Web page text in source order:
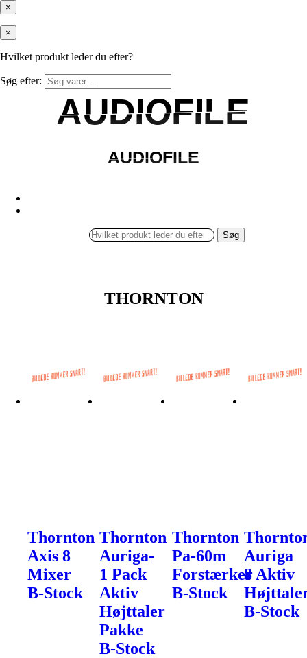
×
×
Hvilket produkt leder du efter?
Søg efter:
AUDIOFILE
AUDIOFILE
AUDIOFILE
AUDIOFILE
Søg
THORNTON
Thornton
Axis 8
Mixer
B-Stock
Thornton
Auriga-
1 Pack
Aktiv
Højttaler
Pakke
B-Stock
Thornton
Pa-60m
Forstærker
B-Stock
Auriga
8 Aktiv
B-Stock